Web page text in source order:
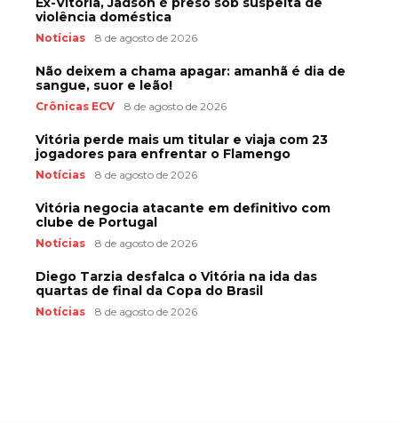
violência doméstica
Notícias 8 de agosto de 2026
Não deixem a chama apagar: amanhã é dia de
sangue, suor e leão!
Crônicas ECV 8 de agosto de 2026
Vitória perde mais um titular e viaja com 23
jogadores para enfrentar o Flamengo
Notícias 8 de agosto de 2026
Vitória negocia atacante em definitivo com
clube de Portugal
Notícias 8 de agosto de 2026
Diego Tarzia desfalca o Vitória na ida das
quartas de final da Copa do Brasil
Notícias 8 de agosto de 2026